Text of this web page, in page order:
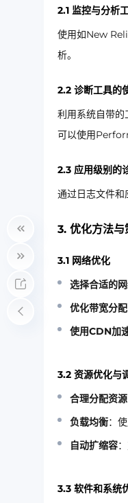
2.1 监控与分析
使用如New
析。
2.2 诊断工具的
利用系统自带的
可以使用
2.3 应用级别的
通过日志文件和
3. 优化方法与
3.1 网络优化
选择合适的
优化带宽分配
使用CDN加
3.2 资源优化与
合理分配资源
负载均衡：
自动扩缩容
3.3 软件和系统